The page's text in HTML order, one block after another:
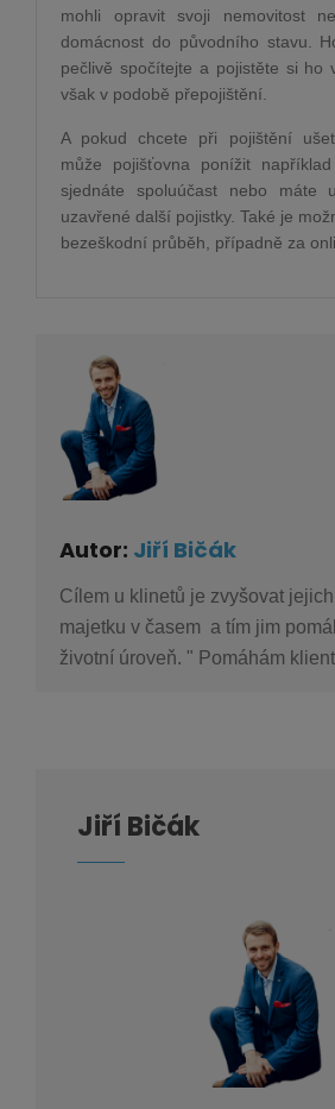
mohli opravit svoji nemovitost
domácnost do původního stavu.
pečlivě spočítejte a pojistěte si ho
však v podobě přepojištění.
A pokud chcete při pojištění
může pojišťovna ponížit
sjednáte spoluúčast nebo máte
uzavřené další pojistky. Také je
bezeškodní průběh, případně za
Autor: Jiří Bičák
Cílem u klinetů je zvyšovat
majetku v časem a tím jim
životní úroveň. " Pomáhám
Jiří Bičák